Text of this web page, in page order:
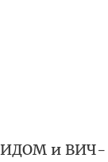
и ВИЧ-